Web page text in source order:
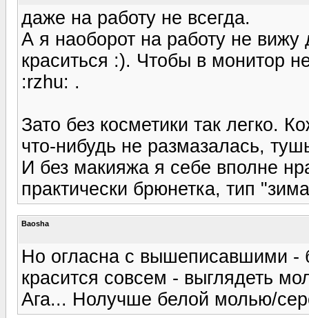
даже на работу не всегда.
А я наоборот на работу не
краситься :). Чтобы в монитор
:rzhu: .
Зато без косметики так легко.
что-нибудь не размазалась,
И без макияжа я себе вполне
практически брюнетка, тип
Baosha
Но огласна с вышеписавшими -
красится совсем - выглядеть
Ага... Нолучше белой молью/